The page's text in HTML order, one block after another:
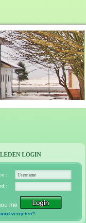
LEDEN LOGIN
:
:
me
vergeten?